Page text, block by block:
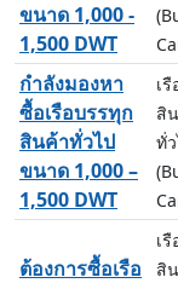
ขนาด 1,000 -
1,500 DWT
กำลังมองหา
ซื้อเรือบรรทุก
สินค้าทั่วไป
ขนาด 1,000 –
1,500 DWT
เ
สิ
ทั่
ต้องการซื้อเรือ
เ
สิ